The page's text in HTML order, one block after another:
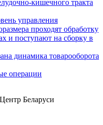
кишечного тракта
управления
проходят обработку
и поступают на сборку в
динамика товарооборота
операции
Беларуси